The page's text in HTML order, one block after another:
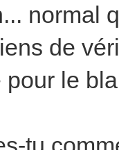
normal
de
le